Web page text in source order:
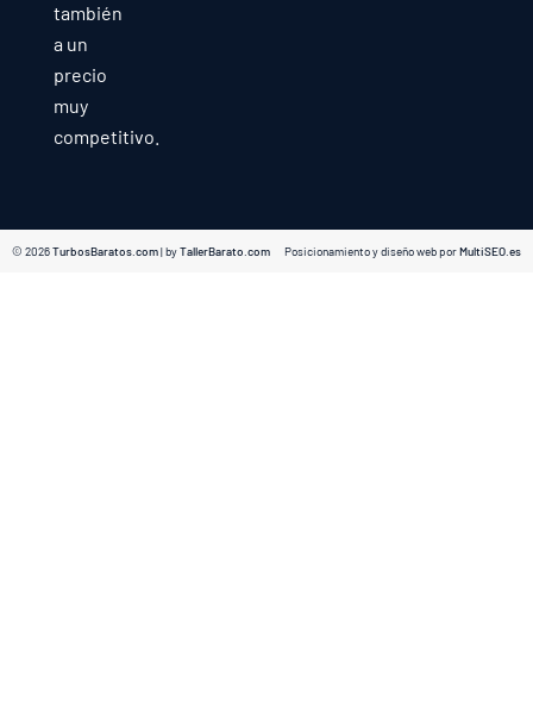
también
a un
precio
muy
competitivo.
© 2026TurbosBaratos.com| byTallerBarato.com Posicionamiento y diseño web porMultiSEO.es